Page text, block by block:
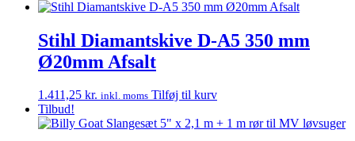
Stihl Diamantskive D-A5 350 mm
Ø20mm Afsalt
1.411,25 kr. inkl. moms Tilføj til kurv
Tilbud!